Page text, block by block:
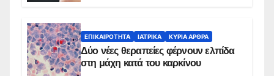
ΕΠΙΚΑΙΡΌΤΗΤΑ ΙΑΤΡΙΚΆ ΚΥΡΙΑ ΑΡΘΡΑ
Δύο νέες θεραπείες φέρνουν ελπίδα
στη μάχη κατά του καρκίνου